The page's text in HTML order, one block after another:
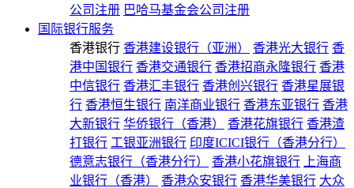
公司注册 巴哈马基金会公司注册
国际银行服务
香港银行 香港建设银行（亚洲） 香港光大银行 香
港中国银行 香港交通银行 香港招商永隆银行 香港
中信银行 香港汇丰银行 香港创兴银行 香港星展银
行 香港恒生银行 南洋商业银行 香港东亚银行 香港
大新银行 华侨银行（香港） 香港花旗银行 香港渣
打银行 工银亚洲银行 印度ICICI银行（香港分行）
德意志银行（香港分行）
香港小花旗银行
上海商
业银行（香港）
香港众安银行 香港华美银行 大众